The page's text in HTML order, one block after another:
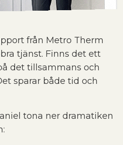
från Metro Therm
tjänst. Finns det ett
det tillsammans och
sparar både tid och
tona ner dramatiken